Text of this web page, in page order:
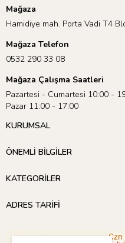
Mağaza
Hamidiye mah. Porta Vadi T4
Mağaza Telefon
0532 290 33 08
Mağaza Çalışma Saatleri
Pazartesi - Cumartesi 10:00 -
Pazar 11:00 - 17:00
KURUMSAL
ÖNEMLİ BİLGİLER
KATEGORİLER
ADRES TARİFİ